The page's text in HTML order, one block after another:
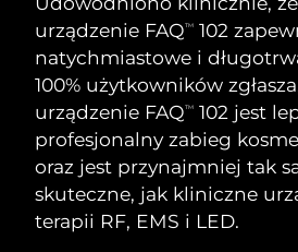
urządzenie FAQTM
102
natychmiastowe i
100% użytkowników
urządzenie FAQTM
102 jest
profesjonalny zabieg
oraz jest przynajmniej tak
skuteczne, jak kliniczne
terapii RF, EMS i LED.
All revitalizing eye
Advanced pore care
Serum
For healthy hair
issa™ Teeth
18% PAP
Kosmetyki
Kupuj
Gibraltar
Grecja
SRA Hongkong
(Chiny)
Węgry